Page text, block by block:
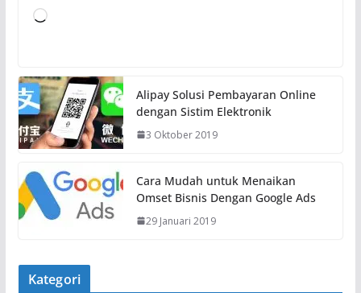
M
u
a
t
.
Alipay Solusi Pembayaran Online
dengan Sistim Elektronik
3 Oktober 2019
Cara Mudah untuk Menaikan
Omset Bisnis Dengan Google Ads
29 Januari 2019
Kategori